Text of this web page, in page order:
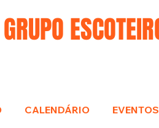
GRUPO
CALENDÁRIO EVENTOS